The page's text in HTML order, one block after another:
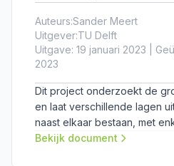
Auteurs:Sander Meert
Uitgever:TU Delft
Uitgave: 19 januari 2023 |
2023
Dit project onderzoekt de
en laat verschillende lagen
naast elkaar bestaan, met
Door het maaiveld te
Bekijk document